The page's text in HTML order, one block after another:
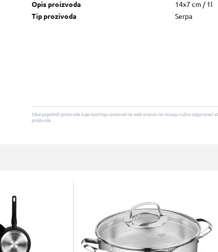
Opis proizvoda
14x7 cm / 1l
Tip prozivoda
Serpa
Slike pojedinih proizvoda koje ilustriraju proizvod na web stranici ne moraju nužno odgovarati
proizvoda.